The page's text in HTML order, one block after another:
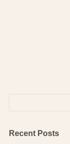
Recent Posts